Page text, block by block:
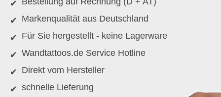
Markenqualität aus Deutschland
Für Sie hergestellt - keine Lagerware
Wandtattoos.de Service Hotline
Direkt vom Hersteller
schnelle Lieferung